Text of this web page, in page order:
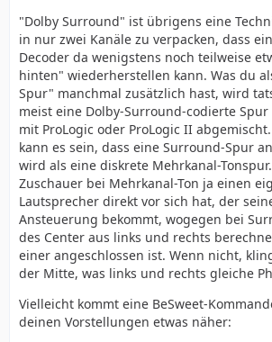
"Dolby Surround" ist übrigens eine
in nur zwei Kanäle zu verpacken, dass
Decoder da wenigstens noch teilweise
hinten" wiederherstellen kann. Was du
Spur" manchmal zusätzlich hast, wird
meist eine Dolby-Surround-codierte
mit ProLogic oder ProLogic II
kann es sein, dass eine Surround-Spur
wird als eine diskrete Mehrkanal-
Zuschauer bei Mehrkanal-Ton ja einen
Lautsprecher direkt vor sich hat, der
Ansteuerung bekommt, wogegen bei
des Center aus links und rechts
einer angeschlossen ist. Wenn nicht,
der Mitte, was links und rechts gleiche
Vielleicht kommt eine BeSweet-
deinen Vorstellungen etwas näher: